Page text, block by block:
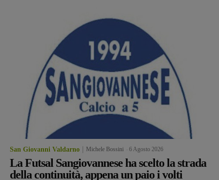
San Giovanni Valdarno Michele Bossini 6 Agosto 2026
La Futsal Sangiovannese ha scelto la strada
della continuità, appena un paio i volti